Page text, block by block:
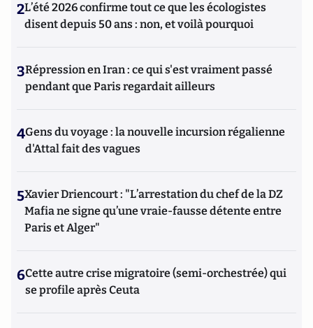
2L’été 2026 confirme tout ce que les écologistes
disent depuis 50 ans : non, et voilà pourquoi
3Répression en Iran : ce qui s'est vraiment passé
pendant que Paris regardait ailleurs
4Gens du voyage : la nouvelle incursion régalienne
d'Attal fait des vagues
5Xavier Driencourt : "L’arrestation du chef de la DZ
Mafia ne signe qu’une vraie-fausse détente entre
Paris et Alger"
6Cette autre crise migratoire (semi-orchestrée) qui
se profile après Ceuta